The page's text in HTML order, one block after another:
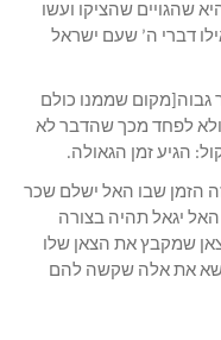
שהגויים שהציקו ועשו
דברי ה’ שעם ישראל
גבוה[מקום שממנו כולם
ולא לפחד מכך שהדבר לא
הגיע זמן הגאולה.
הזמן שבו האל ישלם שכר
יגאל תהיה בצורה
שמקבץ את הצאן שלו
את אלה שקשה להם